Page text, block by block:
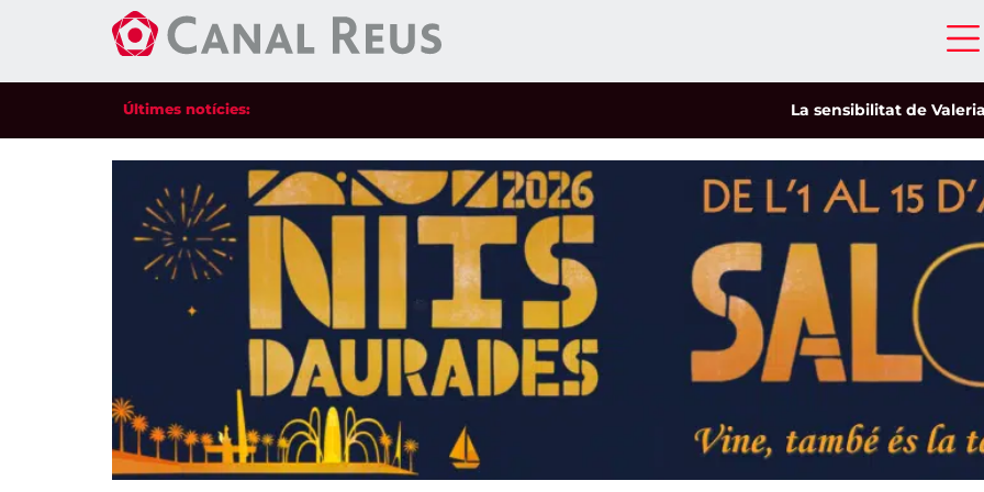
Últimes notícies: La sensibilitat de Valeria Castro